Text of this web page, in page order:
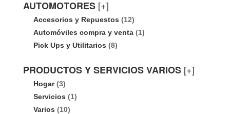
AUTOMOTORES [+]
Accesorios y Repuestos (12)
Automóviles compra y venta (1)
Pick Ups y Utilitarios (8)
PRODUCTOS Y SERVICIOS VARIOS [+]
Hogar(3)
Servicios (1)
Varios (10)